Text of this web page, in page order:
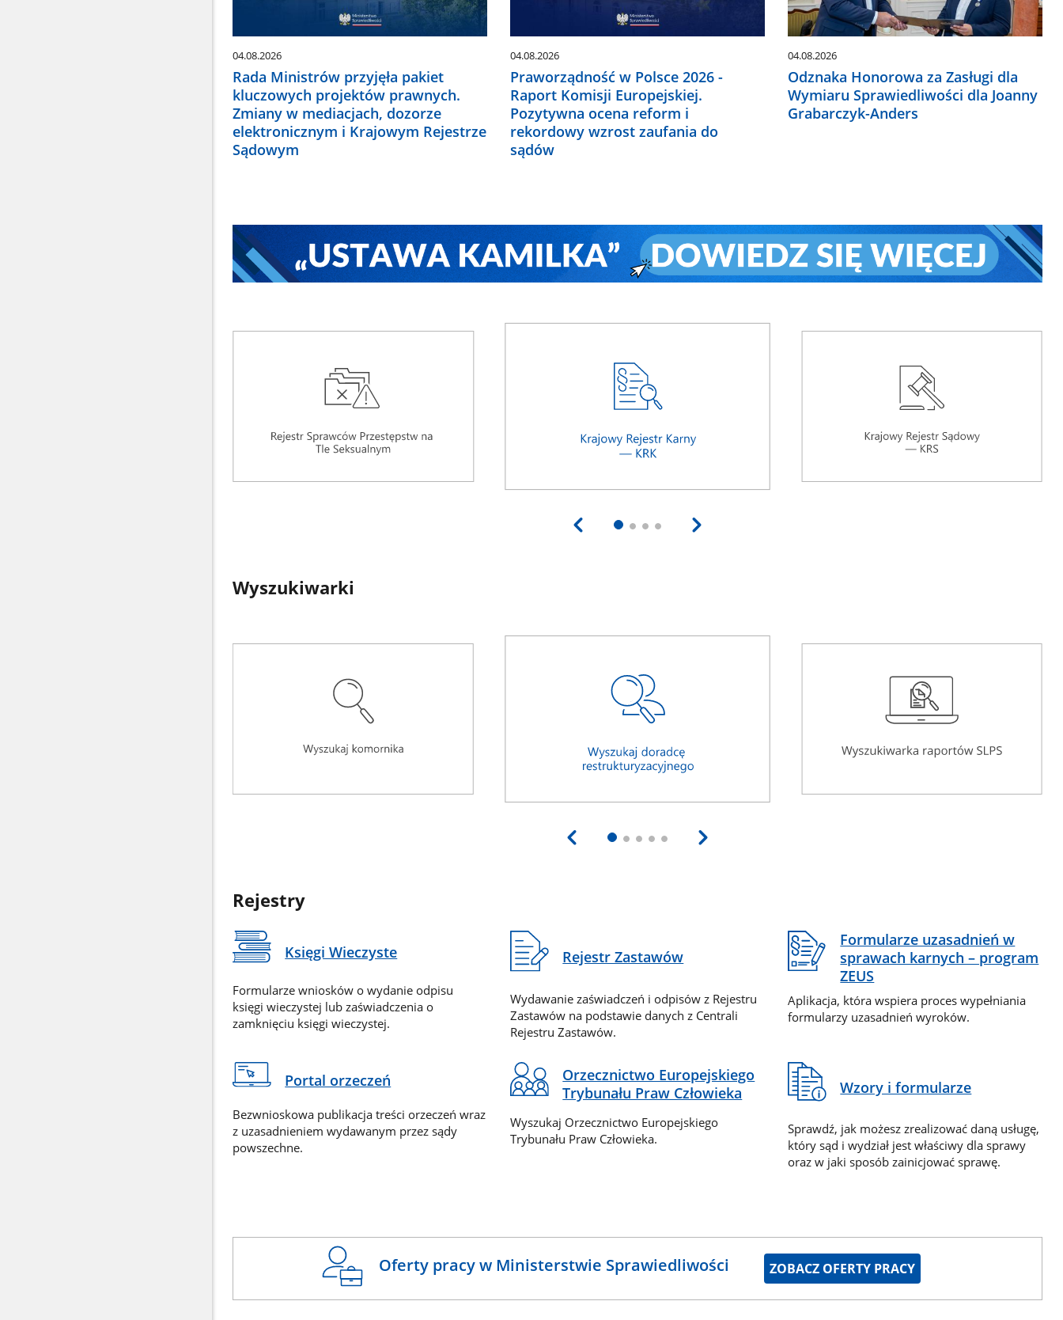
04.08.2026
Rada Ministrów przyjęła pakiet
kluczowych projektów prawnych.
Zmiany w mediacjach, dozorze
elektronicznym i Krajowym Rejestrze
Sądowym
04.08.2026
Praworządność w Polsce 2026 -
Raport Komisji Europejskiej.
Pozytywna ocena reform i
rekordowy wzrost zaufania do
sądów
04.08.2026
Odznaka Honorowa za Zasługi dla
Wymiaru Sprawiedliwości dla Joanny
Grabarczyk-Anders
Wyszukiwarki
Rejestry
Księgi Wieczyste
Formularze wniosków o wydanie odpisu
księgi wieczystej lub zaświadczenia o
zamknięciu księgi wieczystej.
Rejestr Zastawów
Wydawanie zaświadczeń i odpisów z Rejestru
Zastawów na podstawie danych z Centrali
Rejestru Zastawów.
Formularze uzasadnień w
sprawach karnych – program
ZEUS
Aplikacja, która wspiera proces wypełniania
formularzy uzasadnień wyroków.
Portal orzeczeń
Bezwnioskowa publikacja treści orzeczeń wraz
z uzasadnieniem wydawanym przez sądy
powszechne.
Orzecznictwo Europejskiego
Trybunału Praw Człowieka
Wyszukaj Orzecznictwo Europejskiego
Trybunału Praw Człowieka.
Wzory i formularze
Sprawdź, jak możesz zrealizować daną usługę,
który sąd i wydział jest właściwy dla sprawy
oraz w jaki sposób zainicjować sprawę.
Oferty pracy w Ministerstwie Sprawiedliwości ZOBACZ OFERTY PRACY